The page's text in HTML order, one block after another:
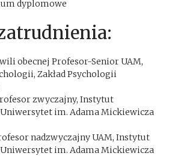
dyplomowe
obecnej Profesor-Senior UAM,
Zakład Psychologii
zwyczajny, Instytut
im. Adama Mickiewicza
nadzwyczajny UAM, Instytut
im. Adama Mickiewicza